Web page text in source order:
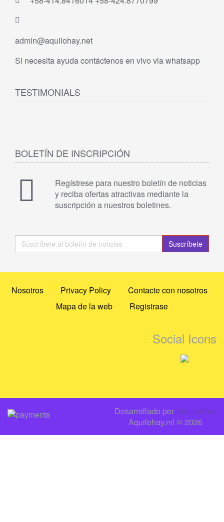
admin@aquilohay.net
Si necesita ayuda contáctenos en vivo via whatsapp
TESTIMONIALS
BOLETÍN DE INSCRIPCIÓN
Regístrese para nuestro boletín de noticias
y reciba ofertas atractivas mediante la
suscripción a nuestros boletines.
Suscríbete
Nosotros Privacy Policy
Contacte con nosotros
Mapa de la web
Registrase
Social Icons
Desarrollado porAbanteCart
Aquilohay.ml © 2026